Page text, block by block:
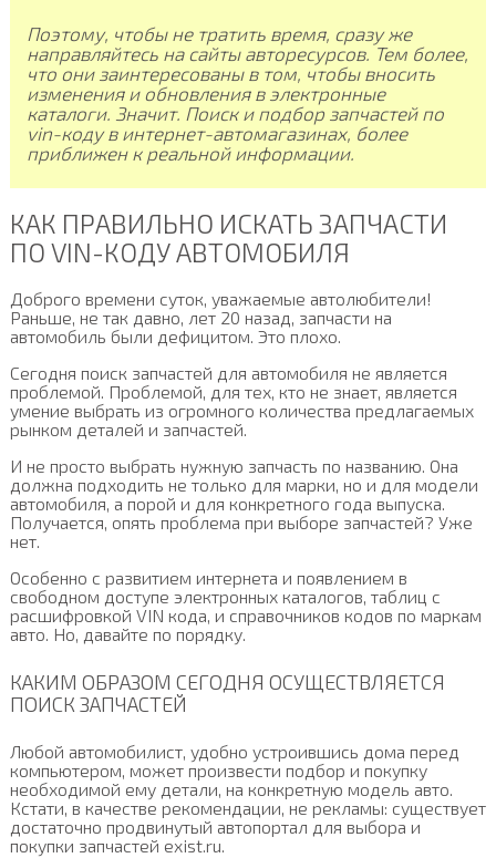
Поэтому, чтобы не тратить время, сразу же
направляйтесь на сайты авторесурсов. Тем более,
что они заинтересованы в том, чтобы вносить
изменения и обновления в электронные
каталоги. Значит. Поиск и подбор запчастей по
vin-коду в интернет-автомагазинах, более
приближен к реальной информации.
КАК ПРАВИЛЬНО ИСКАТЬ ЗАПЧАСТИ
ПО VIN-КОДУ АВТОМОБИЛЯ
Доброго времени суток, уважаемые автолюбители!
Раньше, не так давно, лет 20 назад, запчасти на
автомобиль были дефицитом. Это плохо.
Сегодня поиск запчастей для автомобиля не является
проблемой. Проблемой, для тех, кто не знает, является
умение выбрать из огромного количества предлагаемых
рынком деталей и запчастей.
И не просто выбрать нужную запчасть по названию. Она
должна подходить не только для марки, но и для модели
автомобиля, а порой и для конкретного года выпуска.
Получается, опять проблема при выборе запчастей? Уже
нет.
Особенно с развитием интернета и появлением в
свободном доступе электронных каталогов, таблиц с
расшифровкой VIN кода, и справочников кодов по маркам
авто. Но, давайте по порядку.
КАКИМ ОБРАЗОМ СЕГОДНЯ ОСУЩЕСТВЛЯЕТСЯ
ПОИСК ЗАПЧАСТЕЙ
Любой автомобилист, удобно устроившись дома перед
компьютером, может произвести подбор и покупку
необходимой ему детали, на конкретную модель авто.
Кстати, в качестве рекомендации, не рекламы: существует
достаточно продвинутый автопортал для выбора и
покупки запчастей exist.ru.